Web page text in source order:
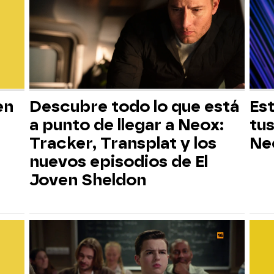
Descubre todo lo que está
a punto de llegar a Neox:
Tracker, Transplat y los
nuevos episodios de El
Joven Sheldon